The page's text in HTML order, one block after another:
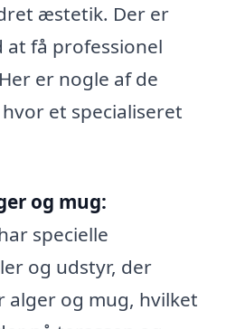
æstetik. Der er
at få professionel
er nogle af de
et specialiseret
og mug:
specielle
og udstyr, der
alger og mug, hvilket